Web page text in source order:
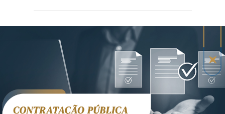
Av. Sete de Setembro, 4698
Batel
CEP80240-000